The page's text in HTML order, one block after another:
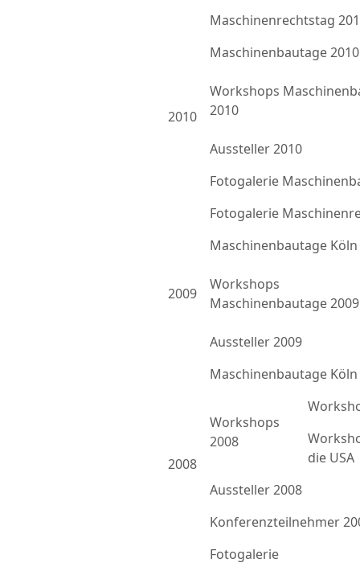
2010
Maschinenrechtstag
Maschinenbautage 2010
Workshops
2010
Aussteller 2010
Fotogalerie
Fotogalerie
2009
Maschinenbautage Köln
Workshops
Maschinenbautage 2009
Aussteller 2009
2008
Maschinenbautage Köln
Workshops
2008
die USA
Aussteller 2008
Konferenzteilnehmer
Fotogalerie